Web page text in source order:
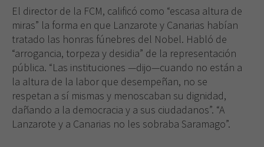
El director de la FCM, calificó como “escasa altura de
miras” la forma en que Lanzarote y Canarias habían
tratado las honras fúnebres del Nobel. Habló de
“arrogancia, torpeza y desidia” de la representación
pública. “Las instituciones —dijo—cuando no están a
la altura de la labor que desempeñan, no se
respetan a sí mismas y menoscaban su dignidad,
dañando a la democracia y a sus ciudadanos”. “A
Lanzarote y a Canarias no les sobraba Saramago”.